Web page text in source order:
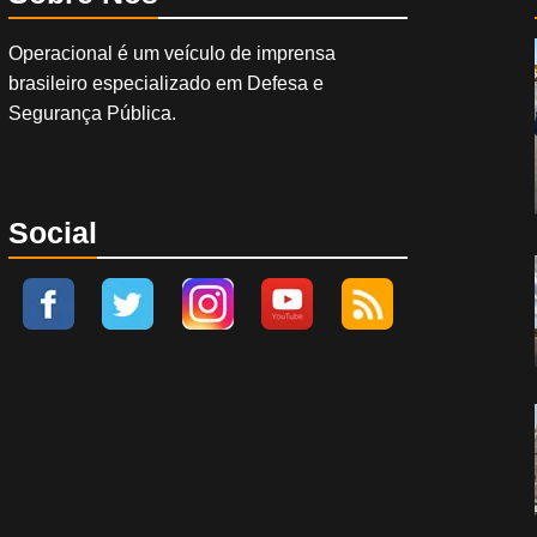
Operacional é um veículo de imprensa
brasileiro especializado em Defesa e
Segurança Pública.
Social